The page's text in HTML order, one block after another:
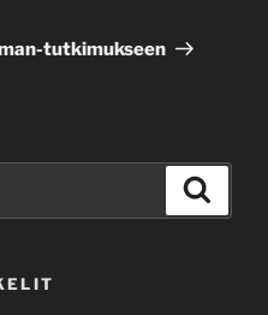
tutkimukseen